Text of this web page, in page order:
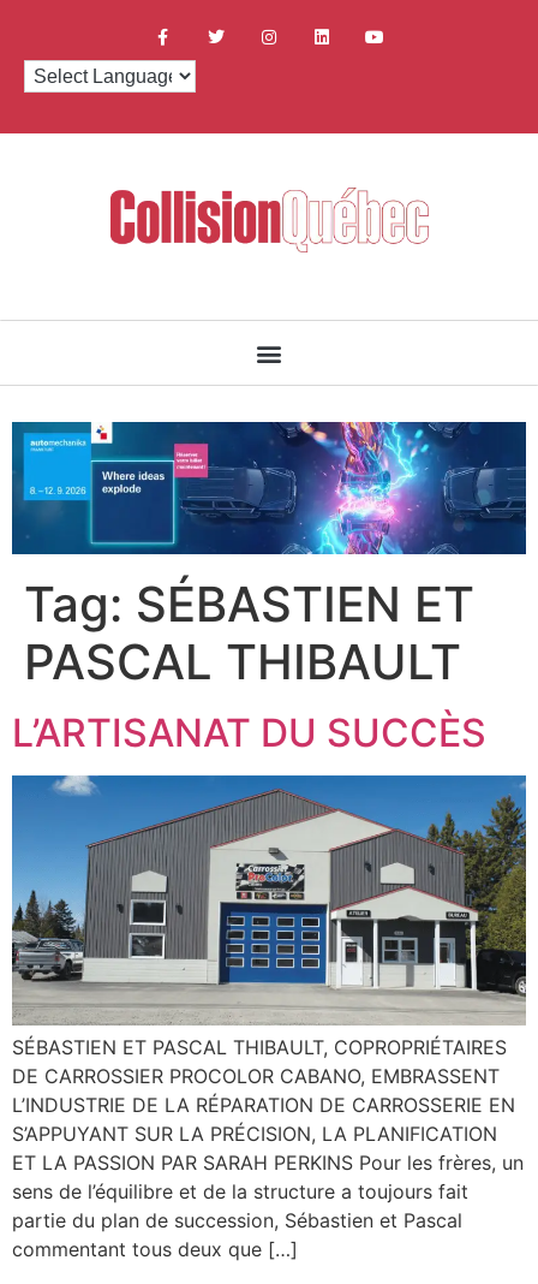
Tag: SÉBASTIEN ET
PASCAL THIBAULT
L’ARTISANAT DU SUCCÈS
SÉBASTIEN ET PASCAL THIBAULT, COPROPRIÉTAIRES
DE CARROSSIER PROCOLOR CABANO, EMBRASSENT
L’INDUSTRIE DE LA RÉPARATION DE CARROSSERIE EN
S’APPUYANT SUR LA PRÉCISION, LA PLANIFICATION
ET LA PASSION PAR SARAH PERKINS Pour les frères, un
sens de l’équilibre et de la structure a toujours fait
partie du plan de succession, Sébastien et Pascal
commentant tous deux que […]